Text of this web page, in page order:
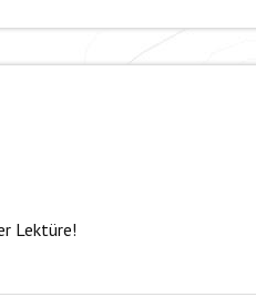
Lektüre!